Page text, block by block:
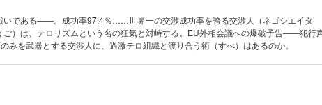
いである――。成功率97.4％……世界一の交渉成功率を誇る交渉人（ネゴシエイタ
ご）は、テロリズムという名の狂気と対峙する。EU外相会議への爆破予告――犯行
を武器とする交渉人に、過激テロ組織と渡り合う術（すべ）はあるのか。